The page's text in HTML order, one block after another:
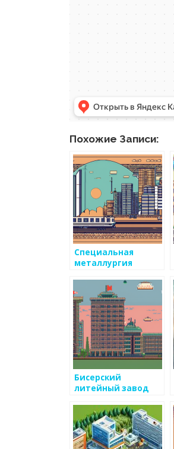
Похожие Записи:
Специальная
металлургия
Бисерский
литейный завод